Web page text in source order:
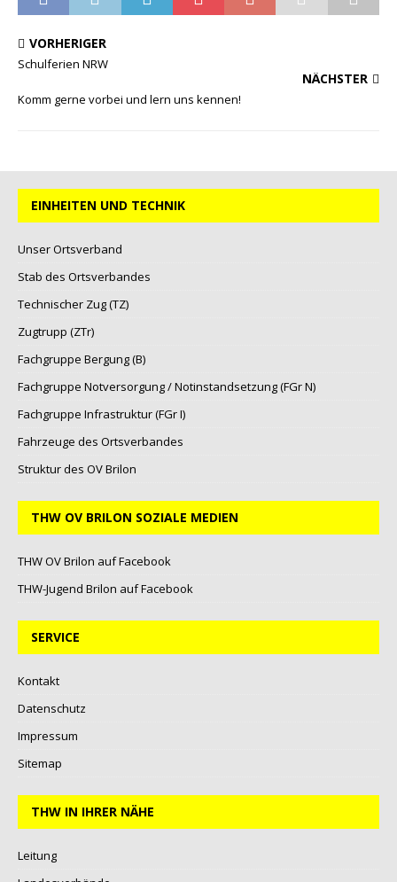
VORHERIGER
Schulferien NRW
NÄCHSTER
Komm gerne vorbei und lern uns kennen!
EINHEITEN UND TECHNIK
Unser Ortsverband
Stab des Ortsverbandes
Technischer Zug (TZ)
Zugtrupp (ZTr)
Fachgruppe Bergung (B)
Fachgruppe Notversorgung / Notinstandsetzung (FGr N)
Fachgruppe Infrastruktur (FGr I)
Fahrzeuge des Ortsverbandes
Struktur des OV Brilon
THW OV BRILON SOZIALE MEDIEN
THW OV Brilon auf Facebook
THW-Jugend Brilon auf Facebook
SERVICE
Kontakt
Datenschutz
Impressum
Sitemap
THW IN IHRER NÄHE
Leitung